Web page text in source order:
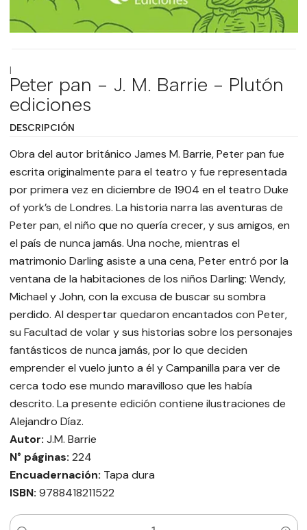
|
Peter pan - J. M. Barrie - Plutón
ediciones
DESCRIPCIÓN
Obra del autor británico James M. Barrie, Peter pan fue
escrita originalmente para el teatro y fue representada
por primera vez en diciembre de 1904 en el teatro Duke
of york’s de Londres. La historia narra las aventuras de
Peter pan, el niño que no quería crecer, y sus amigos, en
el país de nunca jamás. Una noche, mientras el
matrimonio Darling asiste a una cena, Peter entró por la
ventana de la habitaciones de los niños Darling: Wendy,
Michael y John, con la excusa de buscar su sombra
perdido. Al despertar quedaron encantados con Peter,
su Facultad de volar y sus historias sobre los personajes
fantásticos de nunca jamás, por lo que deciden
emprender el vuelo junto a él y Campanilla para ver de
cerca todo ese mundo maravilloso que les había
descrito. La presente edición contiene ilustraciones de
Alejandro Díaz.
Autor: J.M. Barrie
N° páginas: 224
Encuadernación: Tapa dura
ISBN: 9788418211522